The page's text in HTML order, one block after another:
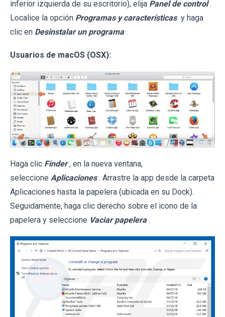
inferior izquierda de su escritorio), elija Panel de control .
Localice la opción Programas y características y haga
clic en Desinstalar un programa .
Usuarios de macOS (OSX):
Haga clic Finder , en la nueva ventana,
seleccione Aplicaciones . Arrastre la app desde la carpeta
Aplicaciones hasta la papelera (ubicada en su Dock).
Seguidamente, haga clic derecho sobre el icono de la
papelera y seleccione Vaciar papelera .